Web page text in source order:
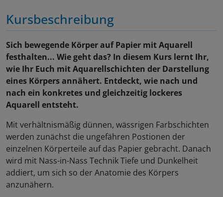
Kursbeschreibung
Sich bewegende Körper auf Papier mit Aquarell
festhalten... Wie geht das? In diesem Kurs lernt Ihr,
wie Ihr Euch mit Aquarellschichten der Darstellung
eines Körpers annähert. Entdeckt, wie nach und
nach ein konkretes und gleichzeitig lockeres
Aquarell entsteht.
Mit verhältnismäßig dünnen, wässrigen Farbschichten
werden zunächst die ungefähren Postionen der
einzelnen Körperteile auf das Papier gebracht. Danach
wird mit Nass-in-Nass Technik Tiefe und Dunkelheit
addiert, um sich so der Anatomie des Körpers
anzunähern.